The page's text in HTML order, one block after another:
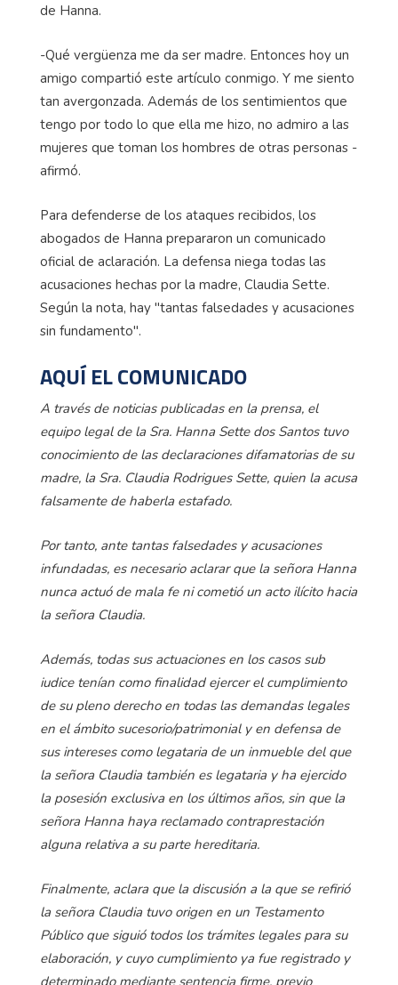
de Hanna.
-Qué vergüenza me da ser madre. Entonces hoy un
amigo compartió este artículo conmigo. Y me siento
tan avergonzada. Además de los sentimientos que
tengo por todo lo que ella me hizo, no admiro a las
mujeres que toman los hombres de otras personas -
afirmó.
Para defenderse de los ataques recibidos, los
abogados de Hanna prepararon un comunicado
oficial de aclaración. La defensa niega todas las
acusaciones hechas por la madre, Claudia Sette.
Según la nota, hay "tantas falsedades y acusaciones
sin fundamento".
AQUÍ EL COMUNICADO
A través de noticias publicadas en la prensa, el
equipo legal de la Sra. Hanna Sette dos Santos tuvo
conocimiento de las declaraciones difamatorias de su
madre, la Sra. Claudia Rodrigues Sette, quien la acusa
falsamente de haberla estafado.
Por tanto, ante tantas falsedades y acusaciones
infundadas, es necesario aclarar que la señora Hanna
nunca actuó de mala fe ni cometió un acto ilícito hacia
la señora Claudia.
Además, todas sus actuaciones en los casos sub
iudice tenían como finalidad ejercer el cumplimiento
de su pleno derecho en todas las demandas legales
en el ámbito sucesorio/patrimonial y en defensa de
sus intereses como legataria de un inmueble del que
la señora Claudia también es legataria y ha ejercido
la posesión exclusiva en los últimos años, sin que la
señora Hanna haya reclamado contraprestación
alguna relativa a su parte hereditaria.
Finalmente, aclara que la discusión a la que se refirió
la señora Claudia tuvo origen en un Testamento
Público que siguió todos los trámites legales para su
elaboración, y cuyo cumplimiento ya fue registrado y